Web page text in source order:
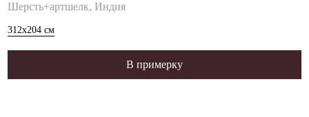
Шерсть+артшелк, Индия
312x204 см
В примерку